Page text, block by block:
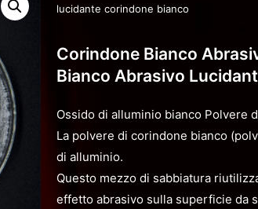
lucidante corindone bianco
Corindone Bianco
Bianco Abrasivo
Ossido di alluminio bianco Polvere
La polvere di corindone bianco
di alluminio.
Questo mezzo di sabbiatura
effetto abrasivo sulla superficie da